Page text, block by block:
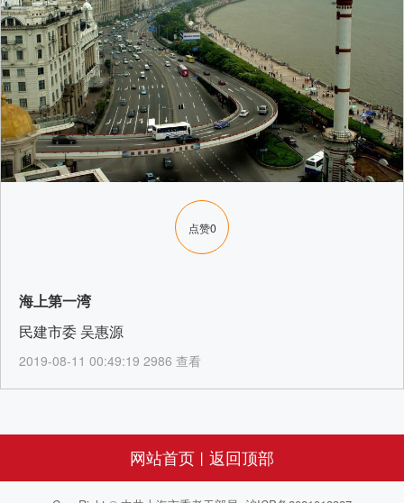
点赞0
海上第一湾
民建市委 吴惠源
2019-08-11 00:49:19 2986 查看
网站首页 丨 返回顶部